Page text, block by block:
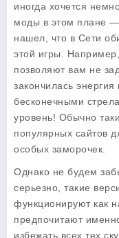
иногда хочется
моды в этом плане
нашел, что в Сети
этой игры.
позволяют вам не
закончилась
бесконечными
уровень! Обычно
популярных сайтов
особых заморочек.
Однако не будем
серьезно, такие
функционируют как
предпочитают
избежать всех тех